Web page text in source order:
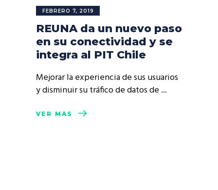
FEBRERO 7, 2019
REUNA da un nuevo paso
en su conectividad y se
integra al PIT Chile
Mejorar la experiencia de sus usuarios
y disminuir su tráfico de datos de
VER MÁS